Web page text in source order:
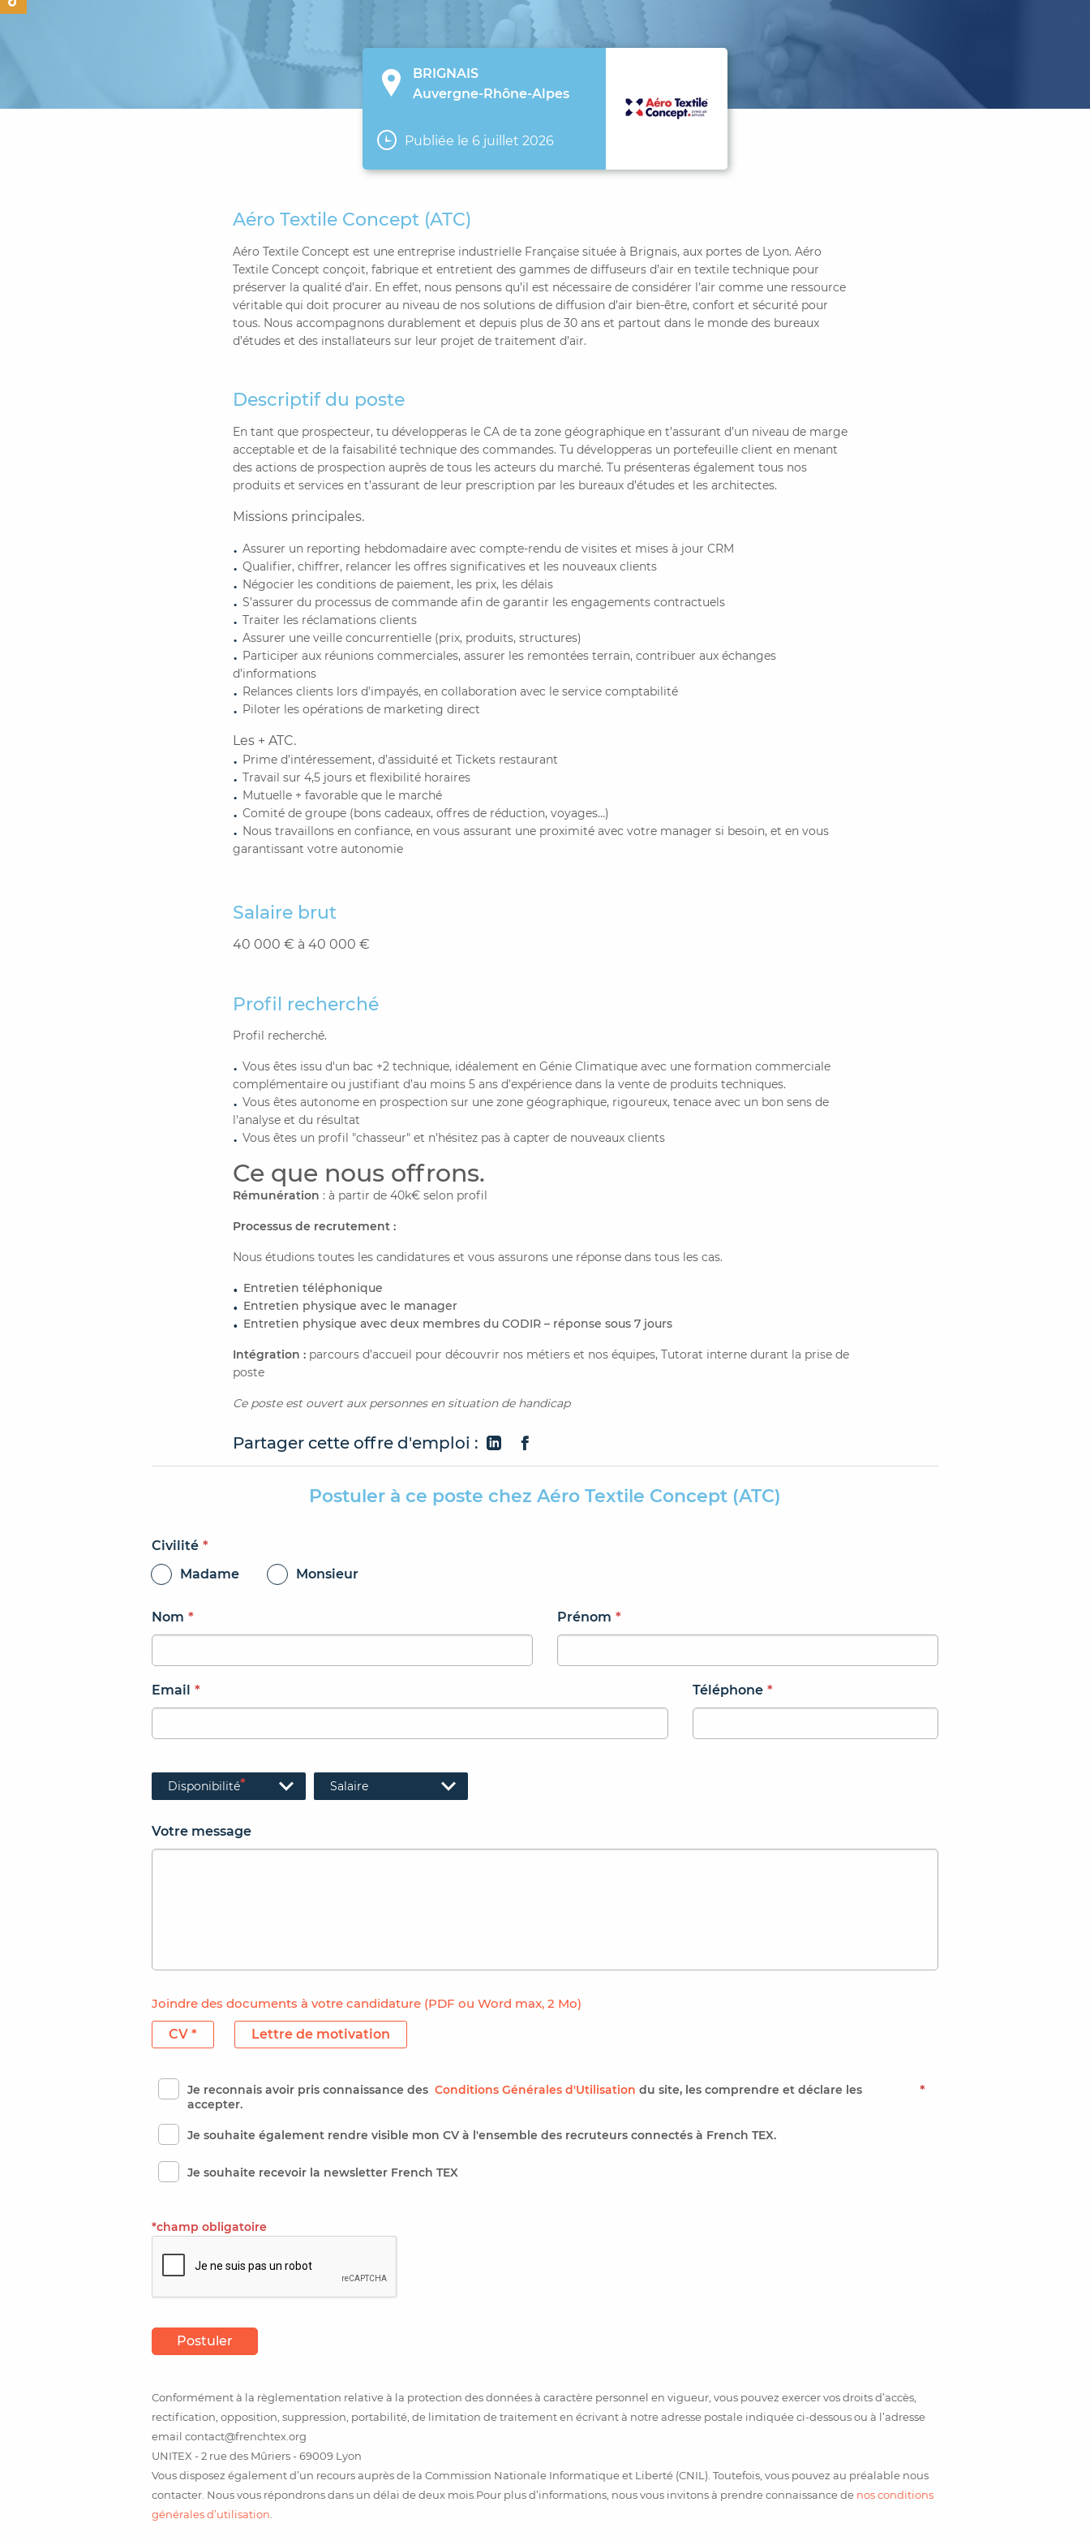
BRIGNAIS
Auvergne-Rhône-Alpes
Publiée le 6 juillet 2026
Aéro Textile Concept (ATC)
Aéro Textile Concept est une entreprise industrielle Française située à Brignais, aux portes de Lyon. Aéro
Textile Concept conçoit, fabrique et entretient des gammes de diffuseurs d’air en textile technique pour
préserver la qualité d’air. En effet, nous pensons qu’il est nécessaire de considérer l’air comme une ressource
véritable qui doit procurer au niveau de nos solutions de diffusion d’air bien-être, confort et sécurité pour
tous. Nous accompagnons durablement et depuis plus de 30 ans et partout dans le monde des bureaux
d’études et des installateurs sur leur projet de traitement d’air.
Descriptif du poste
En tant que prospecteur, tu développeras le CA de ta zone géographique en t’assurant d’un niveau de marge
acceptable et de la faisabilité technique des commandes. Tu développeras un portefeuille client en menant
des actions de prospection auprès de tous les acteurs du marché. Tu présenteras également tous nos
produits et services en t’assurant de leur prescription par les bureaux d’études et les architectes.
Missions principales.
Assurer un reporting hebdomadaire avec compte-rendu de visites et mises à jour CRM
Qualifier, chiffrer, relancer les offres significatives et les nouveaux clients
Négocier les conditions de paiement, les prix, les délais
S’assurer du processus de commande afin de garantir les engagements contractuels
Traiter les réclamations clients
Assurer une veille concurrentielle (prix, produits, structures)
Participer aux réunions commerciales, assurer les remontées terrain, contribuer aux échanges
d’informations
Relances clients lors d’impayés, en collaboration avec le service comptabilité
Piloter les opérations de marketing direct
Les + ATC.
Prime d’intéressement, d’assiduité et Tickets restaurant
Travail sur 4,5 jours et flexibilité horaires
Mutuelle + favorable que le marché
Comité de groupe (bons cadeaux, offres de réduction, voyages…)
Nous travaillons en confiance, en vous assurant une proximité avec votre manager si besoin, et en vous
garantissant votre autonomie
Salaire brut
40 000 € à 40 000 €
Profil recherché
Profil recherché.
Vous êtes issu d'un bac +2 technique, idéalement en Génie Climatique avec une formation commerciale
complémentaire ou justifiant d’au moins 5 ans d’expérience dans la vente de produits techniques.
Vous êtes autonome en prospection sur une zone géographique, rigoureux, tenace avec un bon sens de
l'analyse et du résultat
Vous êtes un profil "chasseur" et n'hésitez pas à capter de nouveaux clients
Ce que nous offrons.
Rémunération : à partir de 40k€ selon profil
Processus de recrutement :
Nous étudions toutes les candidatures et vous assurons une réponse dans tous les cas.
Entretien téléphonique
Entretien physique avec le manager
Entretien physique avec deux membres du CODIR – réponse sous 7 jours
Intégration : parcours d’accueil pour découvrir nos métiers et nos équipes, Tutorat interne durant la prise de
poste
Ce poste est ouvert aux personnes en situation de handicap
Partager cette offre d'emploi :
Postuler à ce poste chez Aéro Textile Concept (ATC)
Civilité *
Madame
Monsieur
Nom * Prénom *
Email * Téléphone *
Disponibilité* Salaire
Votre message
Joindre des documents à votre candidature (PDF ou Word max, 2 Mo)
CV *
Lettre de motivation
Je reconnais avoir pris connaissance des Conditions Générales d'Utilisation du site, les comprendre et déclare les
accepter.
*
Je souhaite également rendre visible mon CV à l'ensemble des recruteurs connectés à French TEX.
Je souhaite recevoir la newsletter French TEX
*champ obligatoire
Postuler
Conformément à la règlementation relative à la protection des données à caractère personnel en vigueur, vous pouvez exercer vos droits d’accès,
rectification, opposition, suppression, portabilité, de limitation de traitement en écrivant à notre adresse postale indiquée ci-dessous ou à l’adresse
email contact@frenchtex.org
UNITEX - 2 rue des Mûriers - 69009 Lyon
Vous disposez également d’un recours auprès de la Commission Nationale Informatique et Liberté (CNIL). Toutefois, vous pouvez au préalable nous
contacter. Nous vous répondrons dans un délai de deux mois.Pour plus d’informations, nous vous invitons à prendre connaissance de nos conditions
générales d’utilisation.